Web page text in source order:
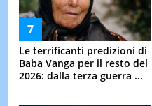
Le terrificanti predizioni di
Baba Vanga per il resto del
2026: dalla terza guerra ...